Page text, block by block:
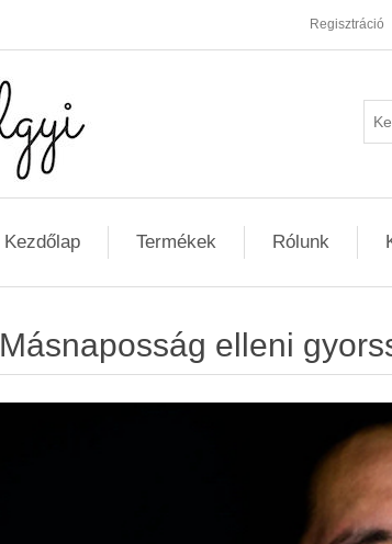
Regisztráció
Kezdőlap Termékek Rólunk
Másnaposság elleni